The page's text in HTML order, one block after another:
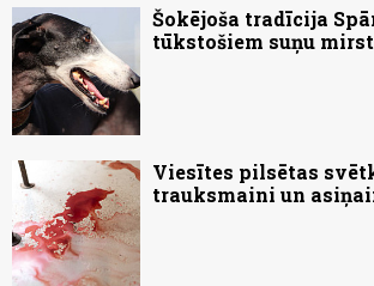
Šokējoša tradīcija
tūkstošiem suņu
Viesītes pilsētas
trauksmaini un